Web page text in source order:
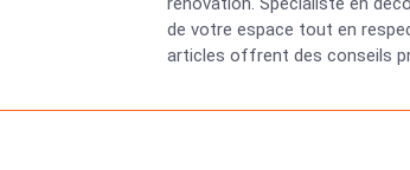
de votre espace tout en
articles offrent des conseils